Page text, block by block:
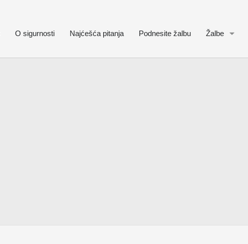
O sigurnosti Najćešća pitanja Podnesite žalbu Žalbe